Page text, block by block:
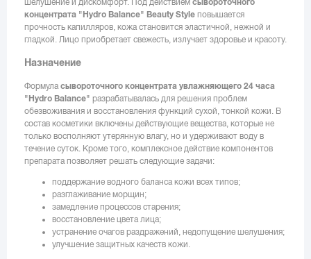
шелушение и дискомфорт. Под действием сывороточного
концентрата "Hydro Balance" Beauty Style повышается
прочность капилляров, кожа становится эластичной, нежной и
гладкой. Лицо приобретает свежесть, излучает здоровье и красоту.
Назначение
Формуласывороточного концентрата увлажняющего 24 часа
"Hydro Balance" разрабатывалась для решения проблем
обезвоживания и восстановления функций сухой, тонкой кожи. В
состав косметики включены действующие вещества, которые не
только восполняют утерянную влагу, но и удерживают воду в
течение суток. Кроме того, комплексное действие компонентов
препарата позволяет решать следующие задачи:
поддержание водного баланса кожи всех типов;
разглаживание морщин;
замедление процессов старения;
восстановление цвета лица;
устранение очагов раздражений, недопущение шелушения;
улучшение защитных качеств кожи.